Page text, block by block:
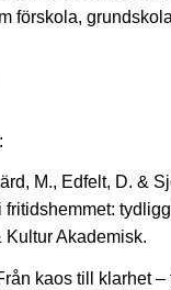
förskola,
M., Edfelt, D. &
Kultur Akademisk.
kaos till klarhet